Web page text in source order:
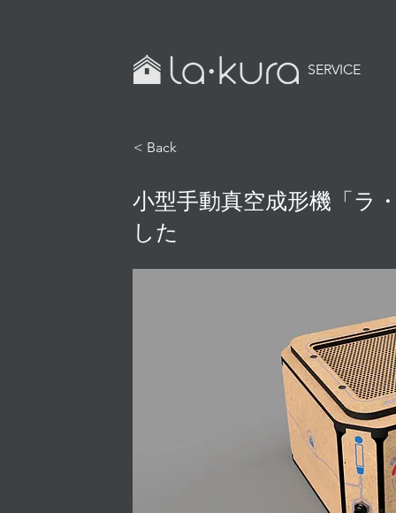
SERVICE
< Back
小型手動真空成形機「ラ
した